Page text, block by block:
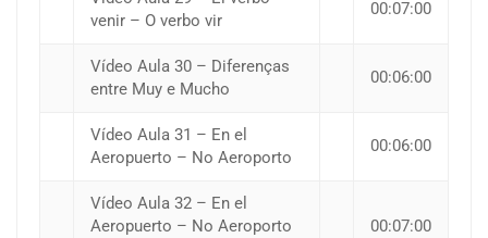
venir – O verbo vir
00:07:00
Vídeo Aula 30 – Diferenças
entre Muy e Mucho
00:06:00
Vídeo Aula 31 – En el
Aeropuerto – No Aeroporto
00:06:00
Vídeo Aula 32 – En el
Aeropuerto – No Aeroporto
00:07:00